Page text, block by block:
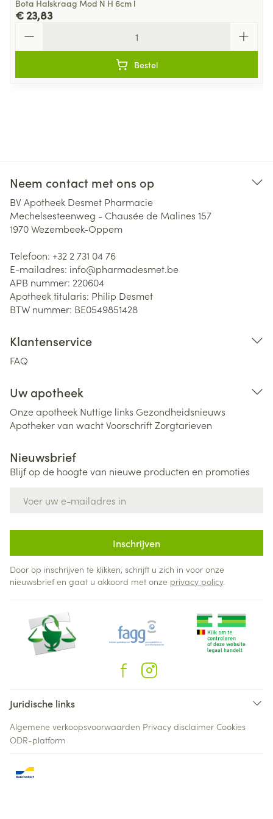
Bota Halskraag Mod N H 6cm l
€ 23,83
Bestel
Neem contact met ons op
BV Apotheek Desmet Pharmacie
Mechelsesteenweg - Chausée de Malines 157
1970Wezembeek-Oppem
Telefoon: +32 2 731 04 76
E-mailadres: info@pharmadesmet.be
APB nummer: 220604
Apotheek titularis: Philip Desmet
BTW nummer: BE0549851428
Klantenservice
FAQ
Uw apotheek
Onze apotheek Nuttige links Gezondheidsnieuws
Apotheker van wachtVoorschriftZorgtarieven
Nieuwsbrief
Blijf op de hoogte van nieuwe producten en promoties
Inschrijven
Door op inschrijven te klikken, schrijft u zich in voor onze
nieuwsbrief en gaat u akkoord met onze privacy policy.
Juridische links
Algemene verkoopsvoorwaarden Privacy disclaimer Cookies
ODR-platform